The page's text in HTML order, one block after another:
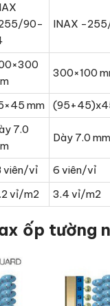
90-
INAX -
300×100
mm
7.0
Dày 7.0 mm
viên/vỉ 6 viên/vỉ
vỉ/m2 3.4 vỉ/m2
ốp tường